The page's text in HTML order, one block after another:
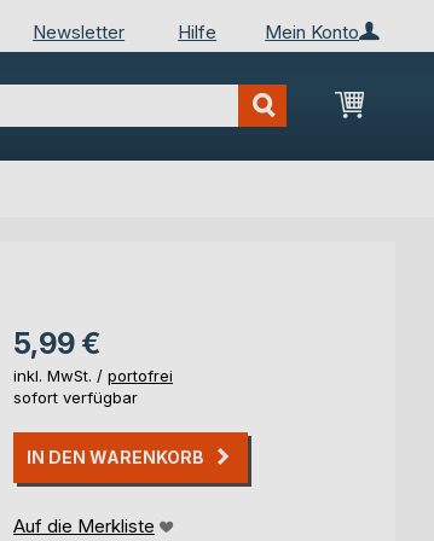
Mein Konto
Newsletter Hilfe
Mein
5,99 €
inkl. MwSt. / portofrei
sofort verfügbar
IN DEN WARENKORB
Auf die Merkliste